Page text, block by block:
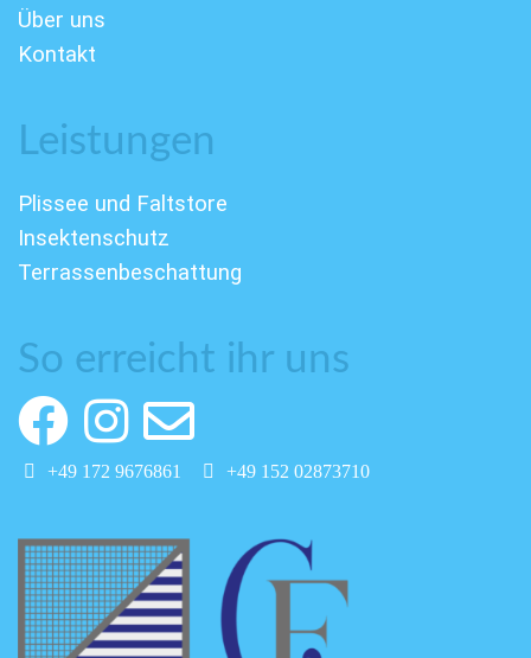
Über uns
Kontakt
Leistungen
Plissee und Faltstore
Insektenschutz
Terrassenbeschattung
So erreicht ihr uns
+49 172 9676861 +49 152 02873710